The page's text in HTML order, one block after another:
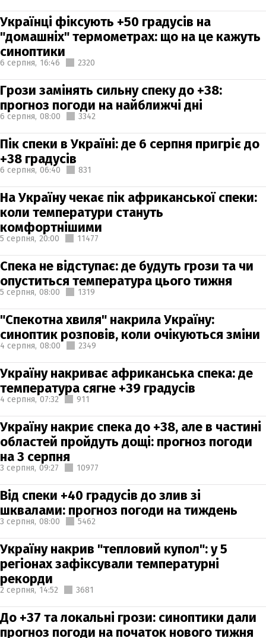
Українці фіксують +50 градусів на
"домашніх" термометрах: що на це кажуть
синоптики
6 серпня, 16:46 2320
Грози замінять сильну спеку до +38:
прогноз погоди на найближчі дні
6 серпня, 08:00 3342
Пік спеки в Україні: де 6 серпня пригріє до
+38 градусів
6 серпня, 06:40 831
На Україну чекає пік африканської спеки:
коли температури стануть
комфортнішими
5 серпня, 20:00 11477
Спека не відступає: де будуть грози та чи
опуститься температура цього тижня
5 серпня, 08:00 1319
"Спекотна хвиля" накрила Україну:
синоптик розповів, коли очікуються зміни
4 серпня, 08:00 2349
Україну накриває африканська спека: де
температура сягне +39 градусів
4 серпня, 07:32 911
Україну накриє спека до +38, але в частині
областей пройдуть дощі: прогноз погоди
на 3 серпня
3 серпня, 09:27 10977
Від спеки +40 градусів до злив зі
шквалами: прогноз погоди на тиждень
3 серпня, 08:00 5462
Україну накрив "тепловий купол": у 5
регіонах зафіксували температурні
рекорди
2 серпня, 14:52 3681
До +37 та локальні грози: синоптики дали
прогноз погоди на початок нового тижня